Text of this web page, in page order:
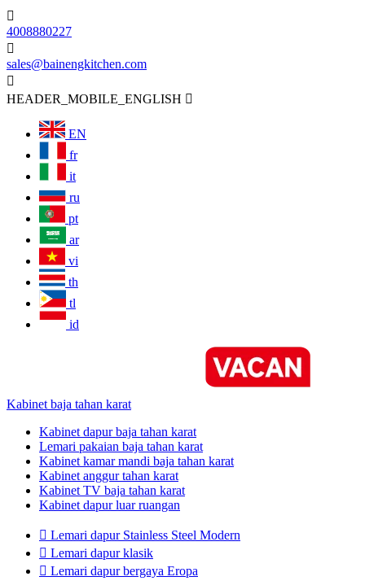

4008880227

sales@bainengkitchen.com

HEADER_MOBILE_ENGLISH 
EN
fr
it
ru
pt
ar
vi
th
tl
id
Kabinet baja tahan karat
Kabinet dapur baja tahan karat
Lemari pakaian baja tahan karat
Kabinet kamar mandi baja tahan karat
Kabinet anggur tahan karat
Kabinet TV baja tahan karat
Kabinet dapur luar ruangan
 Lemari dapur Stainless Steel Modern
 Lemari dapur klasik
 Lemari dapur bergaya Eropa